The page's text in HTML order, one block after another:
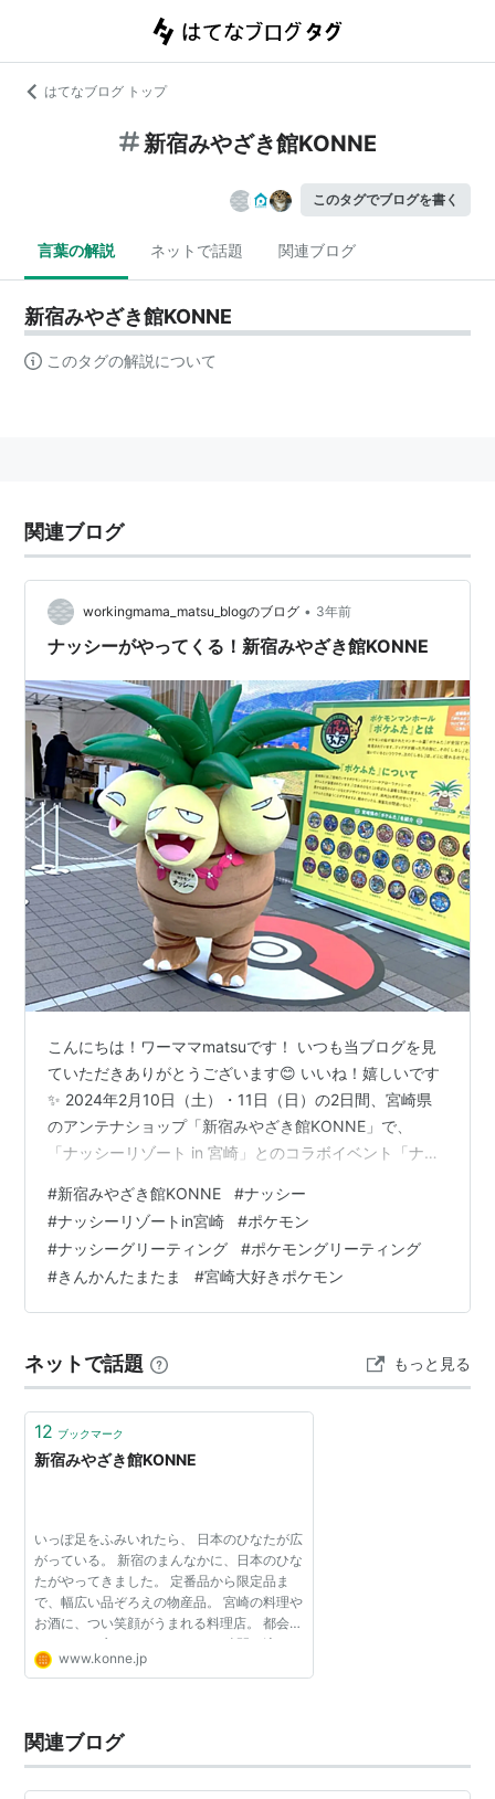
はてなブログ トップ
新宿みやざき館KONNE
このタグでブログを書く
言葉の解説 ネットで話題 関連ブログ
新宿みやざき館KONNE
このタグの解説について
関連ブログ
workingmama_matsu_blogのブログ • 3年前
ナッシーがやってくる！新宿みやざき館KONNE
こんにちは！ワーママmatsuです！ いつも当ブログを見
ていただきありがとうございます😊 いいね！嬉しいです
✨ 2024年2月10日（土）・11日（日）の2日間、宮崎県
のアンテナショップ「新宿みやざき館KONNE」で、
「ナッシーリゾート in 宮崎」とのコラボイベント「ナッ
そうなのでご紹介します🎵 ナッシーグリーティング 今年
の目玉は、「宮崎だいすきポケモン」ナッシーの進化前
の姿である、たまごポケモン「タマタマ」オリジナルデ
ザインのスタンドパックで提供する、みやざき完熟きん
かん「たまたま」の販売！ きんかんたまたま 完熟きんか
#新宿みやざき館KONNE #ナッシー
#ナッシーリゾートin宮崎 #ポケモン
#ナッシーグリーティング #ポケモングリーティング
#きんかんたまたま #宮崎大好きポケモン
ネットで話題 もっと見る
12 ブックマーク
新宿みやざき館KONNE
いっぽ足をふみいれたら、 日本のひなたが広
がっている。 新宿のまんなかに、日本のひな
たがやってきました。 定番品から限定品ま
で、幅広い品ぞろえの物産品。 宮崎の料理や
お酒に、つい笑顔がうまれる料理店。 都会に
いることを忘れるゆったりした 時間の流れる
場所に、 ぜひいちど、あそびにきてくださ
www.konne.jp
関連ブログ